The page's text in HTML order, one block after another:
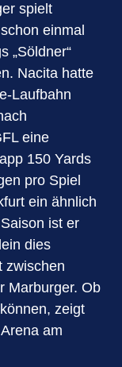
spielt
einmal
„Söldner“
Nacita hatte
Laufbahn
eine
150 Yards
pro Spiel
ein ähnlich
ist er
dies
zwischen
Marburger. Ob
zeigt
am